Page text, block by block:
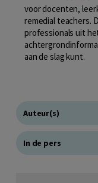
voor docenten,
remedial teachers.
professionals uit
aan de slag kunt.
Auteur(s)
In de pers